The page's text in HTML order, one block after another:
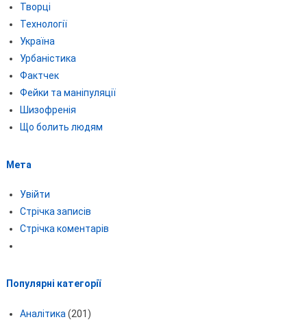
Творці
Технології
Україна
Урбаністика
Фактчек
Фейки та маніпуляції
Шизофренія
Що болить людям
Мета
Увійти
Стрічка записів
Стрічка коментарів
Популярні категорії
Аналітика (201)